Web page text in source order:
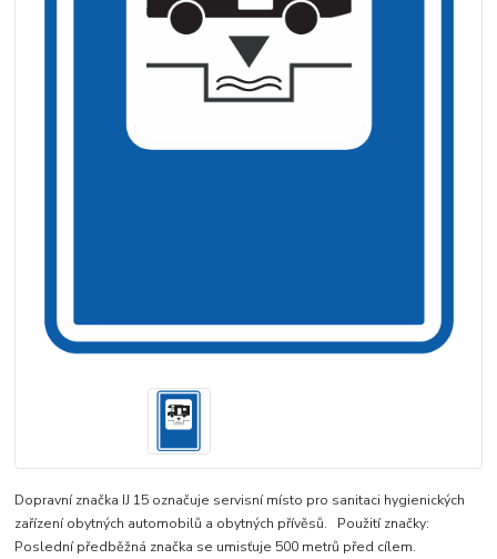
Dopravní značka IJ 15 označuje servisní místo pro sanitaci hygienických
zařízení obytných automobilů a obytných přívěsů. Použití značky:
Poslední předběžná značka se umisťuje 500 metrů před cílem.